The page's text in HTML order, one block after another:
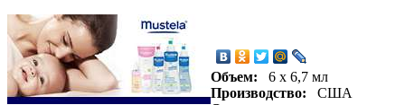
Объем:
6 х 6,7 мл
Производство:
США